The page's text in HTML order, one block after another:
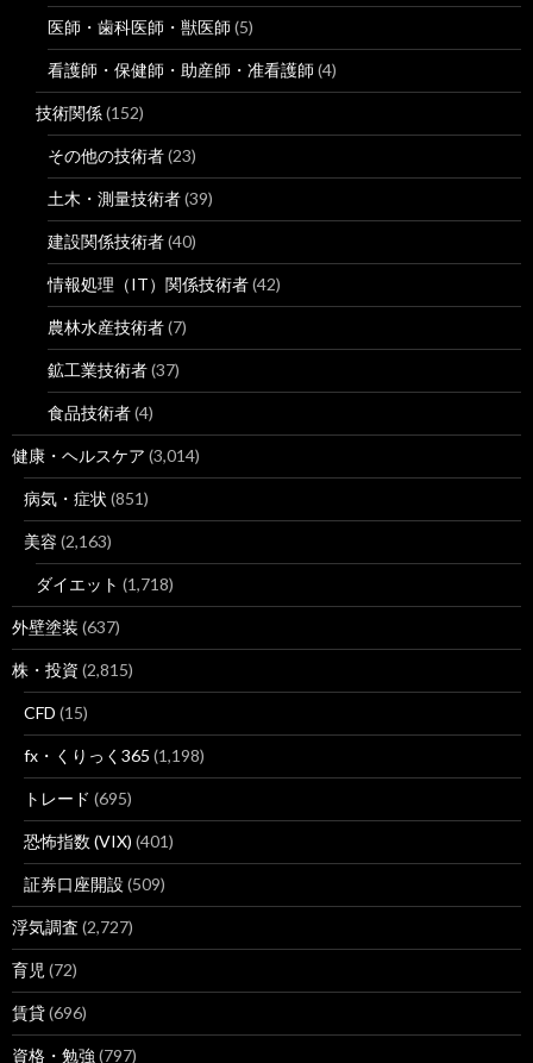
医師・歯科医師・獣医師 (5)
看護師・保健師・助産師・准看護師 (4)
技術関係(152)
その他の技術者(23)
土木・測量技術者(39)
建設関係技術者(40)
情報処理（IT）関係技術者(42)
農林水産技術者(7)
鉱工業技術者(37)
食品技術者(4)
健康・ヘルスケア (3,014)
病気・症状 (851)
美容 (2,163)
ダイエット (1,718)
外壁塗装 (637)
株・投資 (2,815)
CFD (15)
fx・くりっく365 (1,198)
トレード (695)
恐怖指数 (VIX) (401)
証券口座開設 (509)
浮気調査 (2,727)
育児 (72)
賃貸(696)
資格・勉強 (797)